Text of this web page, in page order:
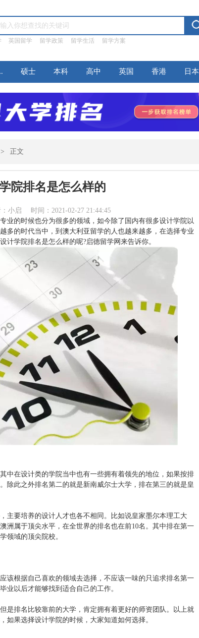
英国留学 留学政策 留学生活 留学方案
硕士 本科 高中 英国 香港 日本
> 正文
院排名是怎么样的
小启 时间：2021-02-27 21:44:45
业的时候也分为很多的领域，如今除了国内有很多设计学院以
多的时代当中，到澳大利亚留学的人也越来越多，在选择专业
计学院排名是怎么样的呢?启德留学网来告诉你。
中在设计类的学院当中也有一些拥有着领先的地位，如果按排
除此之外排名第二的就是新南威尔士大学，排在第三的就是皇
主要培养的设计人才也各不相同。比如说皇家墨尔本理工大
洲属于顶尖水平，在全世界的排名也在前10名。其中排在第一
领域的顶尖院校。
该根据自己喜欢的领域去选择，不应该一味的只追求排名第一
业以后才能够找到适合自己的工作。
是排名比较靠前的大学，肯定拥有着更好的师资团队。以上就
如果选择设计学院的时候，大家知道如何选择。